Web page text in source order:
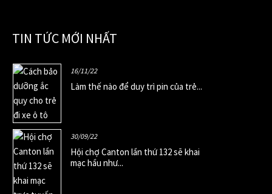
TIN TỨC MỚI NHẤT
16/11/22
Làm thế nào để duy trì pin của trẻ...
30/09/22
Hội chợ Canton lần thứ 132 sẽ khai
mạc hầu như...